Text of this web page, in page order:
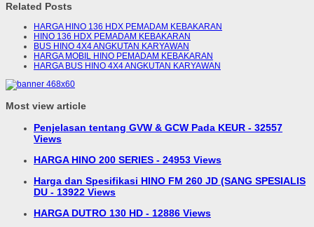
Related Posts
HARGA HINO 136 HDX PEMADAM KEBAKARAN
HINO 136 HDX PEMADAM KEBAKARAN
BUS HINO 4X4 ANGKUTAN KARYAWAN
HARGA MOBIL HINO PEMADAM KEBAKARAN
HARGA BUS HINO 4X4 ANGKUTAN KARYAWAN
Most view article
Penjelasan tentang GVW & GCW Pada KEUR - 32557
Views
HARGA HINO 200 SERIES - 24953 Views
Harga dan Spesifikasi HINO FM 260 JD (SANG SPESIALIS
DU - 13922 Views
HARGA DUTRO 130 HD - 12886 Views